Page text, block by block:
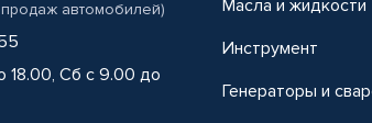
автомобилей)
18.00, Сб с 9.00 до
Масла и жидкости
Инструмент
Генераторы и